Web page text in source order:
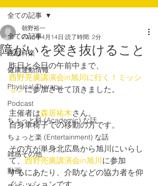
全ての記事
運動科楽
健康運動情報
Physical Therapy
Podcast
ちょっと科 (Academic) な話
ちょっと楽 (Entertainment) な話
雑感その他
動画
全ての記事
障がいを突き抜けること
朝野裕一
2018年4月14日 読了時間: 2分
昨日と今日の午前中まで、
西野亮廣講演会in旭川に行く！ミッシ
ョンに参加させて頂きました。
主催者は森居祐木さん。
自身車椅子での移動の方です。
その方が単身北広島から旭川にいらし
て、 西野亮廣講演会in旭川 に参加
するにあたり、介助などの協力者を仰
ぐミッションです。